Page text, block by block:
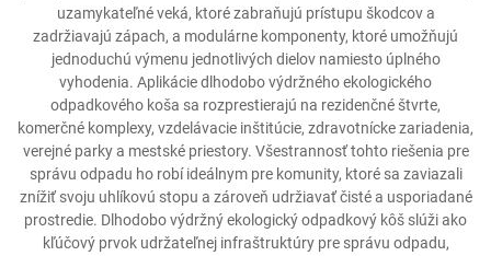
uzamykateľné veká, ktoré zabraňujú prístupu škodcov a
zadržiavajú zápach, a modulárne komponenty, ktoré umožňujú
jednoduchú výmenu jednotlivých dielov namiesto úplného
vyhodenia. Aplikácie dlhodobo výdržného ekologického
odpadkového koša sa rozprestierajú na rezidenčné štvrte,
komerčné komplexy, vzdelávacie inštitúcie, zdravotnícke zariadenia,
verejné parky a mestské priestory. Všestrannosť tohto riešenia pre
správu odpadu ho robí ideálnym pre komunity, ktoré sa zaviazali
znížiť svoju uhlíkovú stopu a zároveň udržiavať čisté a usporiadané
prostredie. Dlhodobo výdržný ekologický odpadkový kôš slúži ako
kľúčový prvok udržateľnej infraštruktúry pre správu odpadu,